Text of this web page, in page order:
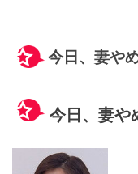
今日、妻や
今日、妻や